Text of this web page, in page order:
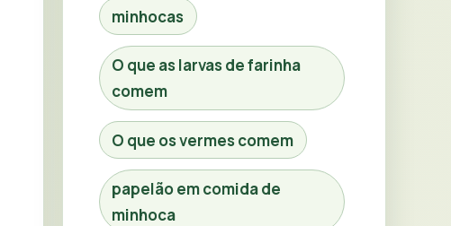
minhocas
O que as larvas de farinha
comem
O que os vermes comem
papelão em comida de
minhoca